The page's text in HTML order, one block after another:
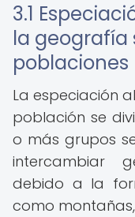
3.1
la geografía
poblaciones
La especiación
población se
o más grupos
intercambiar
debido a la
como